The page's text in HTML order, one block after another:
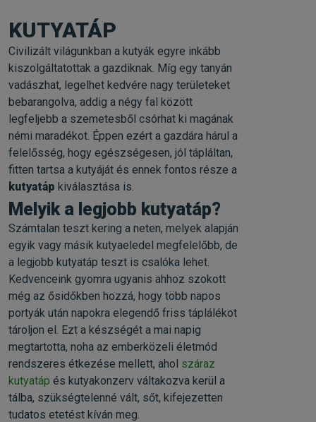
KUTYATÁP
Civilizált világunkban a kutyák egyre inkább
kiszolgáltatottak a gazdiknak. Míg egy tanyán
vadászhat, legelhet kedvére nagy területeket
bebarangolva, addig a négy fal között
legfeljebb a szemetesből csórhat ki magának
némi maradékot. Éppen ezért a gazdára hárul a
felelősség, hogy egészségesen, jól tápláltan,
fitten tartsa a kutyáját és ennek fontos része a
kutyatáp kiválasztása is.
Melyik a legjobb kutyatáp?
Számtalan teszt kering a neten, melyek alapján
egyik vagy másik kutyaeledel megfelelőbb, de
a legjobb kutyatáp teszt is csalóka lehet.
Kedvenceink gyomra ugyanis ahhoz szokott
még az ősidőkben hozzá, hogy több napos
portyák után napokra elegendő friss táplálékot
tároljon el. Ezt a készségét a mai napig
megtartotta, noha az emberközeli életmód
rendszeres étkezése mellett, ahol száraz
kutyatáp és kutyakonzerv váltakozva kerül a
tálba, szükségtelenné vált, sőt, kifejezetten
tudatos etetést kíván meg.